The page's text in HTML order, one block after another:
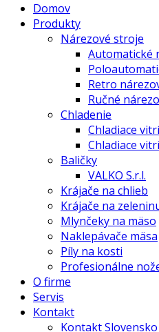
Domov
Produkty
Nárezové stroje
Automatické
Retro
Ručné
Chladenie
Chladiace
Chladiace
Baličky
VALKO S.r.l.
Krájače na chlieb
Krájače na
Mlynčeky na mäso
Naklepávače mäsa
Píly na kosti
Profesionálne
O firme
Servis
Kontakt
Kontakt Slovensko